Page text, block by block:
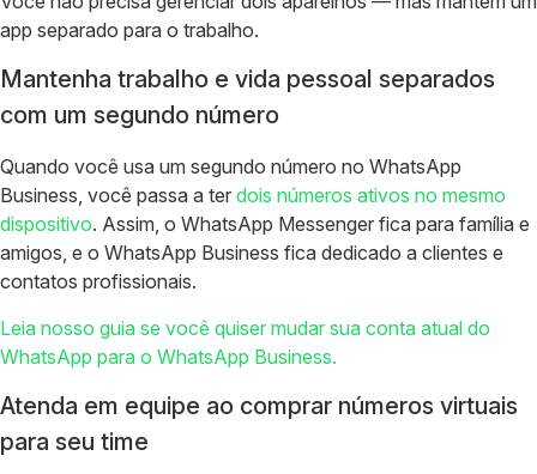
app separado para o trabalho.
Mantenha trabalho e vida pessoal separados
com um segundo número
Quando você usa um segundo número no WhatsApp
Business, você passa a ter dois números ativos no mesmo
dispositivo. Assim, o WhatsApp Messenger fica para família e
amigos, e o WhatsApp Business fica dedicado a clientes e
contatos profissionais.
Leia nosso guia se você quiser mudar sua conta atual do
WhatsApp para o WhatsApp Business.
Atenda em equipe ao comprar números virtuais
para seu time